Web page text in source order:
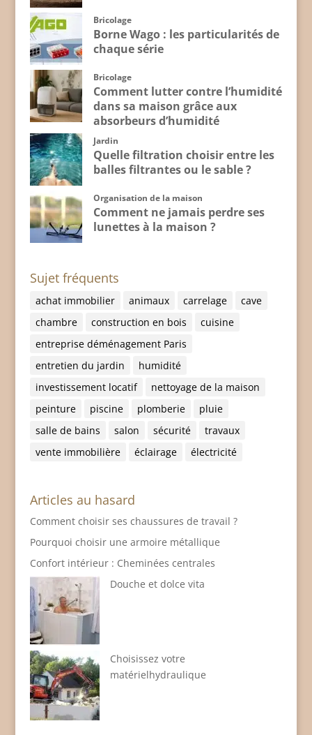
Bricolage
Borne Wago : les particularités de
chaque série
Bricolage
Comment lutter contre l’humidité
dans sa maison grâce aux
absorbeurs d’humidité
Jardin
Quelle filtration choisir entre les
balles filtrantes ou le sable ?
Organisation de la maison
Comment ne jamais perdre ses
lunettes à la maison ?
Sujet fréquents
achat immobilier animaux carrelage
cave
chambre
construction en bois
cuisine
entreprise déménagement Paris
entretien du jardin
humidité
investissement locatif
nettoyage de la maison
peinture
piscine plomberie
pluie
salle de bains
salon sécurité
travaux
vente immobilière
éclairage électricité
Articles au hasard
Comment choisir ses chaussures de travail ?
Pourquoi choisir une armoire métallique
Confort intérieur : Cheminées centrales
Douche et dolce vita
Choisissez votre
matérielhydraulique